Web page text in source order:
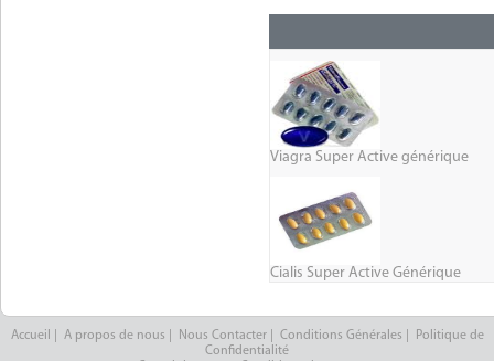
Viagra Super Active générique
Cialis Super Active Générique
Accueil A propos de nous Nous Contacter| Conditions Générales
Politique de
Confidentialité